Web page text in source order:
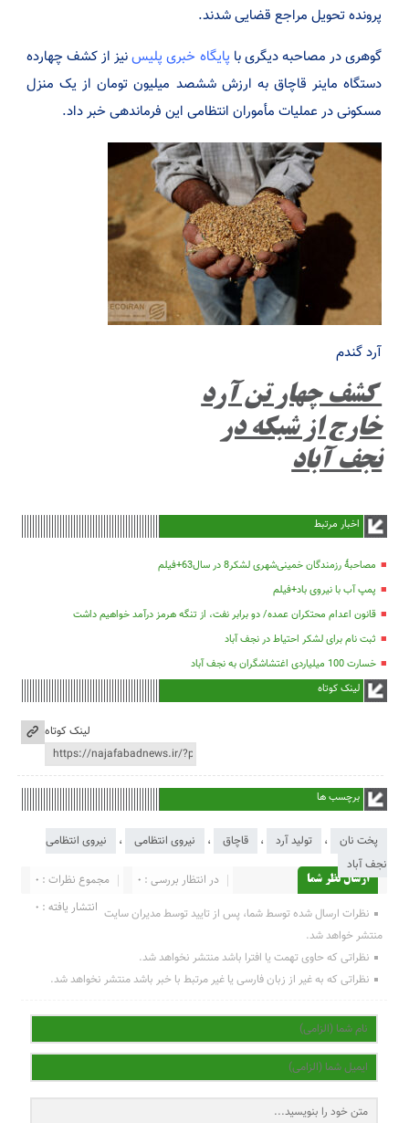
پرونده تحویل مراجع قضایی شدند.
گوهری در مصاحبه دیگری با پایگاه خبری پلیسنیز از کشف چهارده
دستگاه ماینر قاچاق به ارزش ششصد میلیون تومان از یک منزل
مسکونی در عملیات مأموران انتظامی این فرماندهی خبر داد.
آرد گندم
کشف چهار تن آرد
خارج از شبکه در
نجف آباد
اخبار مرتبط
مصاحبۀ رزمندگان خمینی‌شهری لشکر8 در سال63+فیلم
پمپ آب با نیروی باد+فیلم
قانون اعدام محتکران عمده/ دو برابر نفت، از تنگه هرمز درآمد خواهیم داشت
ثبت نام برای لشکر احتیاط در نجف آباد
خسارت 100 میلیاردی اغتشاشگران به نجف آباد
لینک کوتاه
لینک کوتاه
برچسب ها
پخت نان ، تولید آرد ، قاچاق ، نیروی انتظامی ،
نیروی انتظامی
نجف آباد
ارسال نظر شما مجموع نظرات : 0
در انتظار بررسی : 0
انتشار یافته : 0 نظرات ارسال شده توسط شما، پس از تایید توسط مدیران سایت
منتشر خواهد شد.
نظراتی که حاوی تهمت یا افترا باشد منتشر نخواهد شد.
نظراتی که به غیر از زبان فارسی یا غیر مرتبط با خبر باشد منتشر نخواهد شد.